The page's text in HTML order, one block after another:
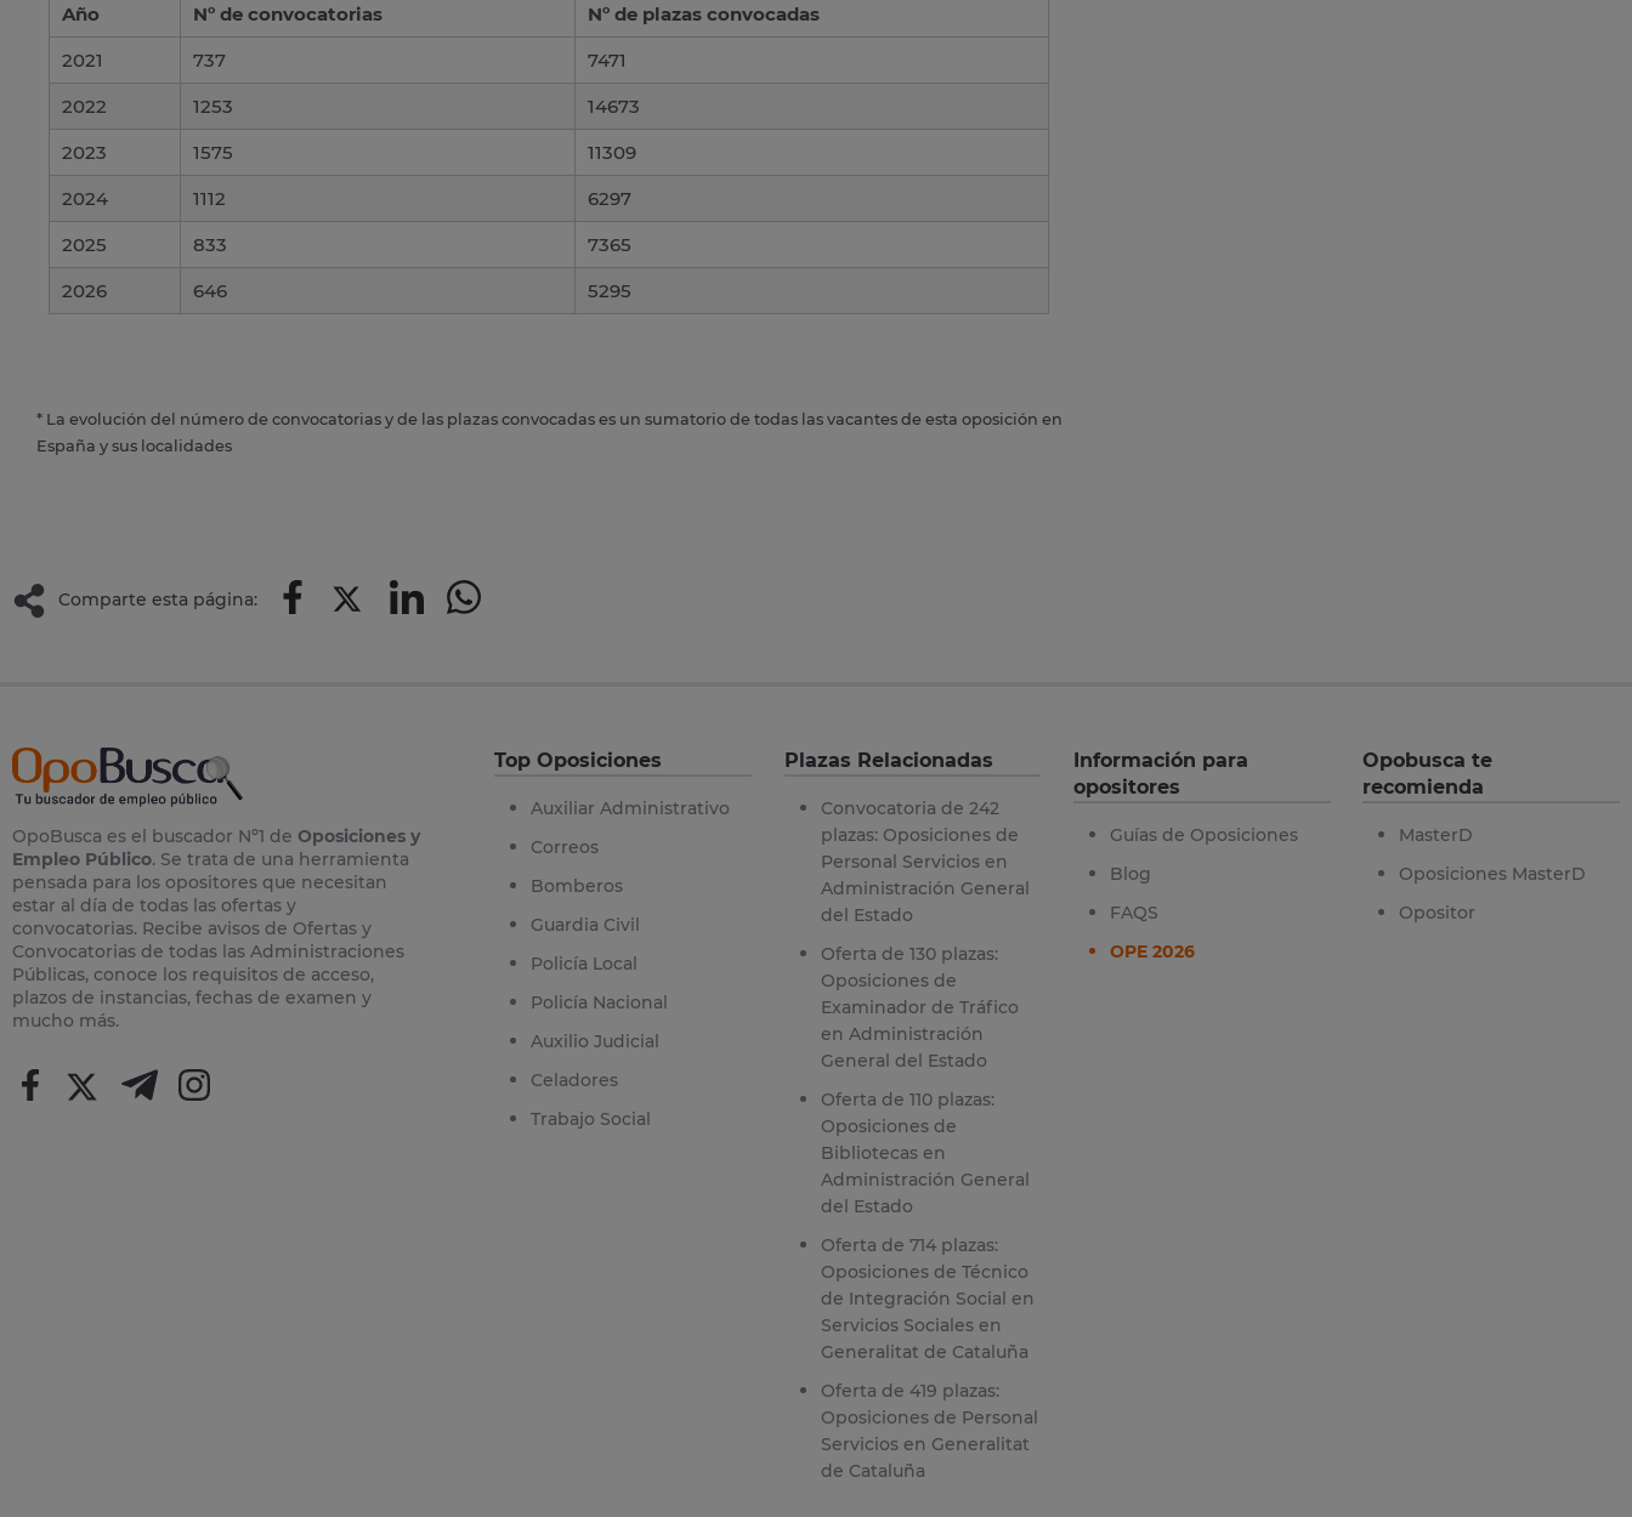
Año Nº de convocatorias
Nº de plazas convocadas
2021
737
7471
2022
1253
14673
2023
1575
11309
2024
1112
6297
2025
833
7365
2026
646 5295
* La evolución del número de convocatorias y de las plazas convocadas es un sumatorio de todas las vacantes de esta oposición en
España y sus localidades
Comparte esta página:
OpoBusca es el buscador Nº1 de Oposiciones y
Empleo Público. Se trata de una herramienta
pensada para los opositores que necesitan
estar al día de todas las ofertas y
convocatorias. Recibe avisos de Ofertas y
Convocatorias de todas las Administraciones
Públicas, conoce los requisitos de acceso,
plazos de instancias, fechas de examen y
mucho más.
Top Oposiciones
Auxiliar Administrativo
Correos
Bomberos
Guardia Civil
Policía Local
Policía Nacional
Auxilio Judicial
Celadores
Trabajo Social
Plazas Relacionadas
Convocatoria de 242
plazas: Oposiciones de
Personal Servicios en
Administración General
del Estado
Oferta de 130 plazas:
Oposiciones de
Examinador de Tráfico
en Administración
General del Estado
Oferta de 110 plazas:
Oposiciones de
Bibliotecas en
Administración General
del Estado
Oferta de 714 plazas:
Oposiciones de Técnico
de Integración Social en
Servicios Sociales en
Generalitat de Cataluña
Oferta de 419 plazas:
Oposiciones de Personal
Servicios en Generalitat
de Cataluña
Información para
opositores
Guías de Oposiciones
Blog
FAQS
OPE 2026
Opobusca te
recomienda
MasterD
Oposiciones MasterD
Opositor